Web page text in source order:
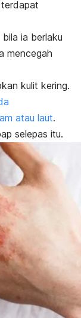
ia berlaku
mencegah
kulit kering.
atau laut.
selepas itu.